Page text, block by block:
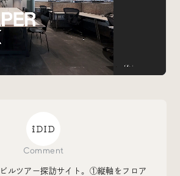
Comment
ルツアー探訪サイト。①縦軸をフロア